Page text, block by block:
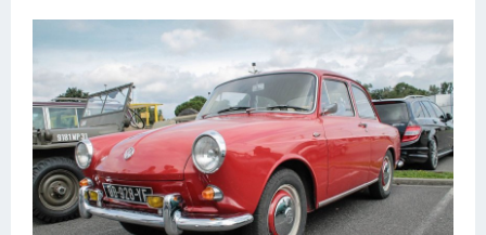
Пежо
Ауди
Гараж
Русские авто
Вольво